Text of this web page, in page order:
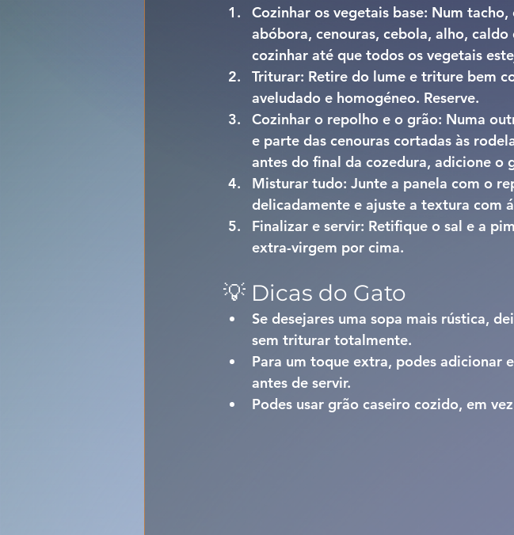
Cozinhar os vegetais base: Num tacho,
abóbora, cenouras, cebola, alho,
cozinhar até que todos os vegetais
Triturar: Retire do lume e triture bem
aveludado e homogéneo. Reserve.
Cozinhar o repolho e o grão: Numa
e parte das cenouras cortadas às
antes do final da cozedura, adicione o
Misturar tudo: Junte a panela com o
delicadamente e ajuste a textura com
Finalizar e servir: Retifique o sal e a
extra-virgem por cima.
💡 Dicas do Gato
Se desejares uma sopa mais rústica,
sem triturar totalmente.
Para um toque extra, podes adicionar
antes de servir.
Podes usar grão caseiro cozido, em